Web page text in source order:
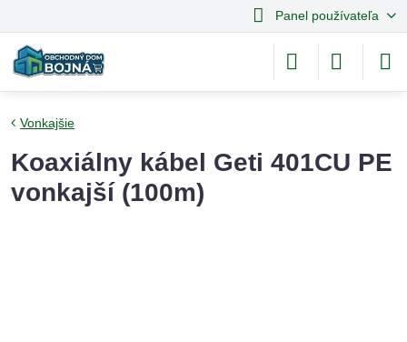
Panel používateľa
Vonkajšie
Koaxiálny kábel Geti 401CU PE
vonkajší (100m)